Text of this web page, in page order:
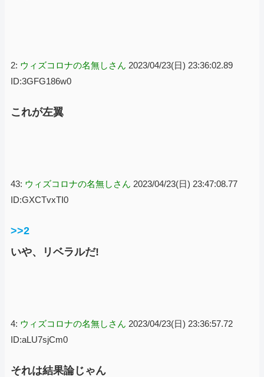
2: ウィズコロナの名無しさん 2023/04/23(日) 23:36:02.89
ID:3GFG186w0
これが左翼
43: ウィズコロナの名無しさん 2023/04/23(日) 23:47:08.77
ID:GXCTvxTI0
>>2
いや、リベラルだ!
4: ウィズコロナの名無しさん 2023/04/23(日) 23:36:57.72
ID:aLU7sjCm0
それは結果論じゃん